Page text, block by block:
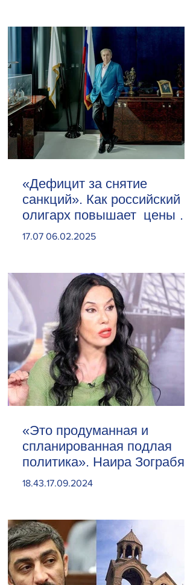
«Дефицит за снятие
санкций». Как российский
олигарх повышает цены на
сливочное масло
17.07 06.02.2025
«Это продуманная и
спланированная подлая
политика». Наира Зограбян
18.43.17.09.2024